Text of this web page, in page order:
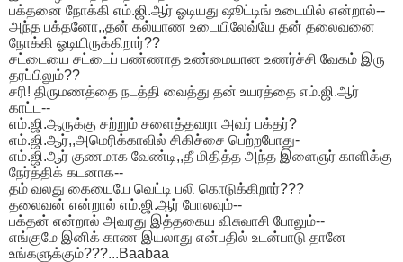
பக்தனை நோக்கி எம்.ஜி.ஆர் ஓடியது ஷூட்டிங் உடையில் என்றால்--
அந்த பக்தனோ,,தன் கல்யாண உடையிலேவ்யே தன் தலைவனை
நோக்கி ஓடியிருக்கிறார்??
சட்டையை சட்டைப் பண்ணாத உண்மையான உணர்ச்சி வேகம் இரு
தரப்பிலும்??
சரி! திருமணத்தை நடத்தி வைத்து தன் உயரத்தை எம்.ஜி.ஆர்
காட்ட--
எம்.ஜி.ஆருக்கு சற்றும் சளைத்தவரா அவர் பக்தர்?
எம்.ஜி.ஆர்,,அமெரிக்காவில் சிகிச்சை பெற்றபோது-
எம்.ஜி.ஆர் குணமாக வேண்டி,,தீ மிதித்த அந்த இளைஞர் காளிக்கு
நேர்த்திக் கடனாக--
தம் வலது கையையே வெட்டி பலி கொடுக்கிறார்???
தலைவன் என்றால் எம்.ஜி.ஆர் போலவும்--
பக்தன் என்றால் அவரது இத்தகைய விசுவாசி போலும்--
எங்குமே இனிக் காண இயலாது என்பதில் உடன்பாடு தானே
உங்களுக்கும்???...Baabaa